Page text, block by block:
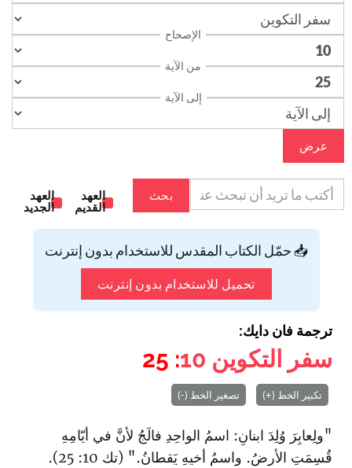
الإصحاح
من الآية
إلى الآية
عرض
بحث
العهد
القديم
العهد
الجديد
📥 حمّل الكتاب المقدس للاستخدام بدون إنترنت
تحميل للاستخدام بدون إنترنت
ترجمة فان دايك:
سفر التكوين 10
: 25
تكبير الخط (+) تصغير الخط (-)
"ولِعابِرَ وُلِدَ ابنانِ: اسمُ الواحِدِ فالَجُ لأنَّ في أيّامِهِ
قُسِمَتِ الأرضُ. واسمُ أخيهِ يَقطانُ." (تك 10: 25).